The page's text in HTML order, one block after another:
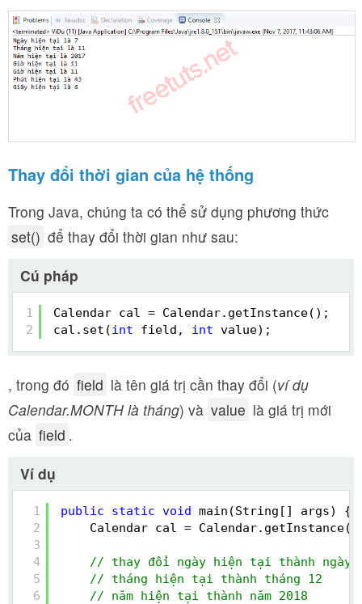
Thay đổi thời gian của hệ thống
Trong Java, chúng ta có thể sử dụng phương thức
set() để thay đổi thời gian như sau:
Cú pháp
1
2
Calendar cal = Calendar.getInstance();
cal.set(int field, int value);
, trong đó field là tên giá trị cần thay đổi (ví dụ
Calendar.MONTH là tháng) và value là giá trị mới
của field .
Ví dụ
1
2
3
4
5
6
public static void main(String[] args) {
Calendar cal =
// thay đổi ngày hiện tại thành ngày
// tháng hiện tại thành tháng 12
// năm hiện tại thành năm 2018